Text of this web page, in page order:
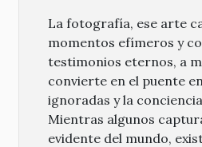
La fotografía, ese arte
momentos efímeros y
testimonios eternos, a
convierte en el puente
ignoradas y la
Mientras algunos
evidente del mundo,